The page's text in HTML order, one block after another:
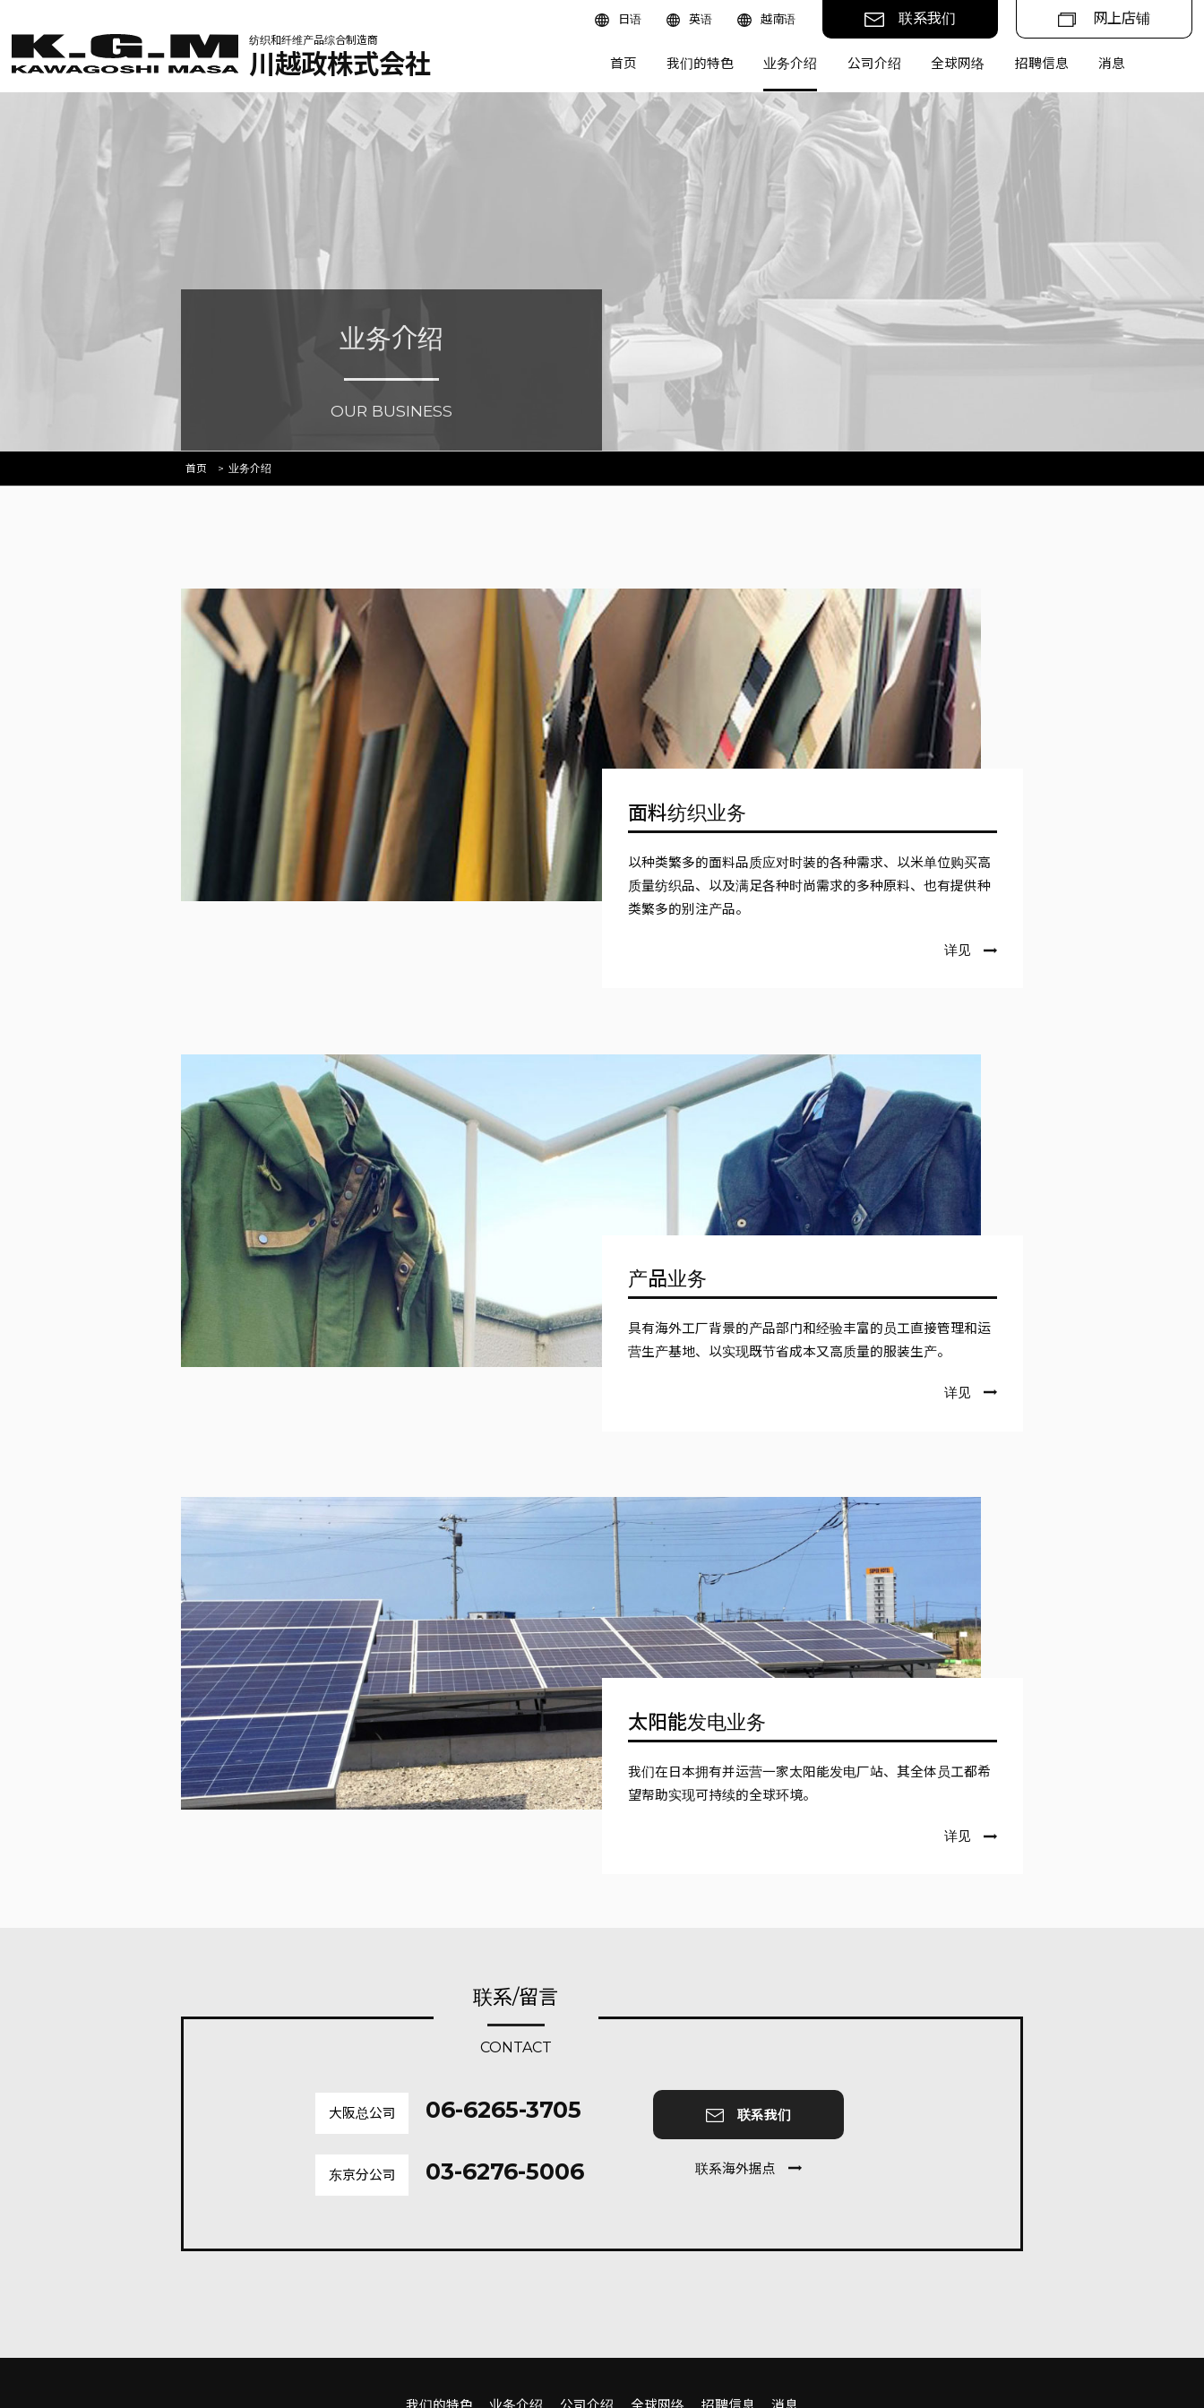
纺织和纤维产品综合制造商
川越政株式会社
日语 英语 越南语 联系我们 网上店铺
首页 我们的特色 业务介绍 公司介绍 全球网络 招聘信息 消息
业务介绍
OUR BUSINESS
首页 业务介绍
面料纺织业务
以种类繁多的面料品质应对时装的各种需求、以米单位购买高
质量纺织品、以及满足各种时尚需求的多种原料、也有提供种
类繁多的别注产品。
详见
产品业务
具有海外工厂背景的产品部门和经验丰富的员工直接管理和运
营生产基地、以实现既节省成本又高质量的服装生产。
详见
太阳能发电业务
我们在日本拥有并运营一家太阳能发电厂站、其全体员工都希
望帮助实现可持续的全球环境。
详见
联系/留言
CONTACT
大阪总公司 06-6265-3705
东京分公司 03-6276-5006
联系我们
联系海外据点